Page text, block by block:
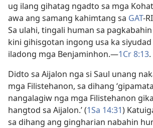
ug ilang gihatag ngadto sa mga
awa ang samang kahimtang sa GAT-
Sa ulahi, tingali human sa
kini gihisgotan ingong usa ka siyudad
iladong mga Benjaminhon.​—1Cr 8:13.
Didto sa Aijalon nga si Saul unang
mga Filistehanon, sa dihang
nangalagiw nga mga Filistehanon
hangtod sa Aijalon.’ (1Sa 14:31)
sa dihang ang gingharian nabahin